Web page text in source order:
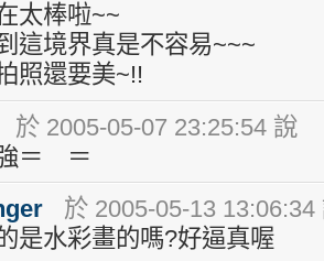
太棒啦~~
這境界真是不容易~~~
照還要美~!!
於 2005-05-07 23:25:54 說
＝ ＝
於 2005-05-13 13:06:34
是水彩畫的嗎?好逼真喔